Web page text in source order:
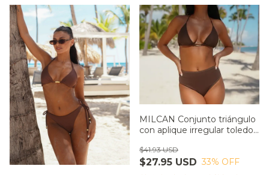
MILCAN Conjunto triángulo
con aplique irregular toledo
adele chocolate SALE
$27.95 USD
$41.93 USD
33% OFF